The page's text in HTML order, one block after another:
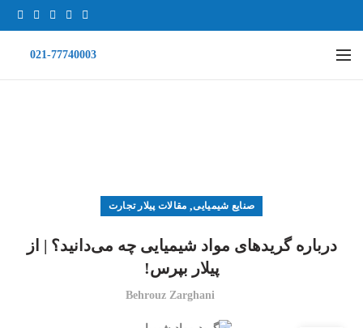
021-77740003
صنایع شیمیایی, مقالات پیلار تجارت
درباره گریدهای مواد شیمیایی چه می‌دانید؟ | از
پیلار بپرس!
Behrouz Zarghani